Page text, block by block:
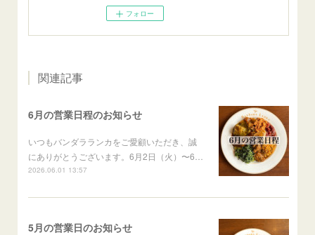
フォロー
関連記事
6月の営業日程のお知らせ
いつもバンダラランカをご愛顧いただき、誠
にありがとうございます。6月2日（火）〜6…
2026.06.01 13:57
5月の営業日のお知らせ